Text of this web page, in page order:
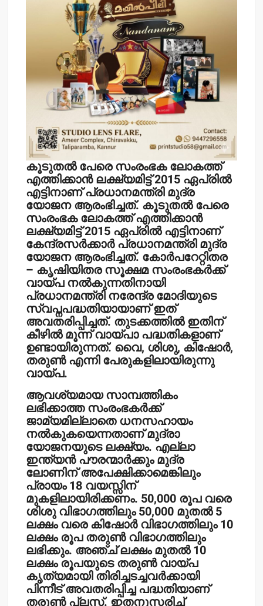
കൂടുതല്‍ പേരെ സംരംഭക ലോകത്ത്
എത്തിക്കാന്‍ ലക്ഷ്യമിട്ട് 2015 ഏപ്രില്‍
എട്ടിനാണ് പ്രധാനമന്ത്രി മുദ്ര
യോജന ആരംഭിച്ചത്. കൂടുതല്‍ പേരെ
സംരംഭക ലോകത്ത് എത്തിക്കാന്‍
ലക്ഷ്യമിട്ട് 2015 ഏപ്രില്‍ എട്ടിനാണ്
കേന്ദ്രസര്‍ക്കാര്‍ പ്രധാനമന്ത്രി മുദ്ര
യോജന ആരംഭിച്ചത്. കോര്‍പറേറ്റിതര
– കൃഷിയിതര സൂക്ഷമ സംരംഭകര്‍ക്ക്
വായ്പ നല്‍കുന്നതിനായി
പ്രധാനമന്ത്രി നരേന്ദ്ര മോദിയുടെ
സ്വപ്നപദ്ധതിയായാണ് ഇത്
അവതരിപ്പിച്ചത്. തുടക്കത്തില്‍ ഇതിന്
കീഴില്‍ മൂന്ന് വായ്പാ പദ്ധതികളാണ്
ഉണ്ടായിരുന്നത്. വൈ, ശിശു, കിഷോര്‍,
തരുണ്‍ എന്നി പേരുകളിലായിരുന്നു
വായ്പ.
ആവശ്യമായ സാമ്പത്തികം
ലഭിക്കാത്ത സംരംഭകര്‍ക്ക്
ജാമ്യമില്ലാതെ ധനസഹായം
നല്‍കുകയെന്നതാണ് മുദ്രാ
യോജനയുടെ ലക്ഷ്യം. എല്ലാ
ഇന്ത്യന്‍ പൗരന്മാര്‍ക്കും മുദ്ര
ലോണിന് അപേക്ഷിക്കാമെങ്കിലും
പ്രായം 18 വയസ്സിന്
മുകളിലായിരിക്കണം. 50,000 രൂപ വരെ
ശിശു വിഭാഗത്തിലും 50,000 മുതല്‍ 5
ലക്ഷം വരെ കിഷോര്‍ വിഭാഗത്തിലും 10
ലക്ഷം രൂപ തരുണ്‍ വിഭാഗത്തിലും
ലഭിക്കും. അഞ്ച് ലക്ഷം മുതല്‍ 10
ലക്ഷം രൂപയുടെ തരുണ്‍ വായ്പ
കൃത്യമായി തിരിച്ചടച്ചവര്‍ക്കായി
പിന്നീട് അവതരിപ്പിച്ച പദ്ധതിയാണ്
തരുണ്‍ പ്ലസ്. ഇതനുസരിച്ച്